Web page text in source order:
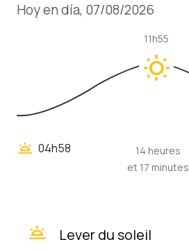
Hoy en día, 07/08/2026
wb_sunny
11h55
wb_twilight 04h58
14 heures
et 17 minutes
wb_twilight Lever du soleil